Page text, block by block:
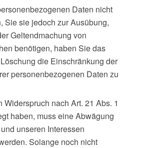
Daten nicht
Sie sie jedoch zur Ausübung,
Geltendmachung von
benötigen, haben Sie das
die Einschränkung der
personenbezogenen Daten zu
Widerspruch nach Art. 21 Abs. 1
haben, muss eine Abwägung
unseren Interessen
Solange noch nicht